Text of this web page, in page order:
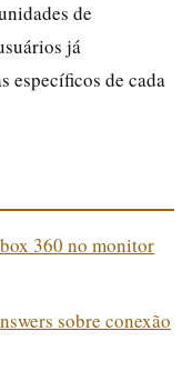
de
já
específicos de cada
360 no monitor
sobre conexão